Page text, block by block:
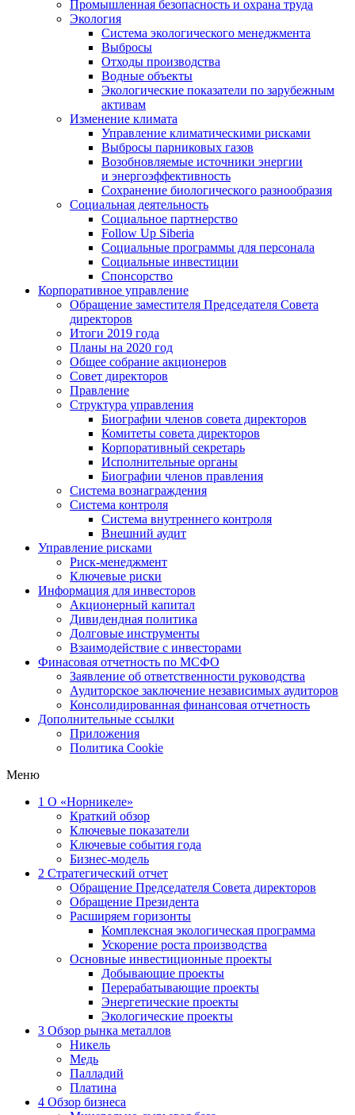
Промышленная безопасность и охрана труда
Экология
Система экологического менеджмента
Выбросы
Отходы производства
Водные объекты
Экологические показатели по зарубежным
активам
Изменение климата
Управление климатическими рисками
Выбросы парниковых газов
Возобновляемые источники энергии
и энергоэффективность
Сохранение биологического разнообразия
Социальная деятельность
Социальное партнерство
Follow Up Siberia
Социальные программы для персонала
Социальные инвестиции
Спонсорство
Корпоративное управление
Обращение заместителя Председателя Совета
директоров
Итоги 2019 года
Планы на 2020 год
Общее собрание акционеров
Совет директоров
Правление
Структура управления
Биографии членов совета директоров
Комитеты совета директоров
Корпоративный секретарь
Исполнительные органы
Биографии членов правления
Система вознаграждения
Система контроля
Система внутреннего контроля
Внешний аудит
Управление рисками
Риск-менеджмент
Ключевые риски
Информация для инвесторов
Акционерный капитал
Дивидендная политика
Долговые инструменты
Взаимодействие с инвеcторами
Финасовая отчетность по МСФО
Заявление об ответственности руководства
Аудиторское заключение независимых аудиторов
Консолидированная финансовая отчетность
Дополнительные ссылки
Приложения
Политика Cookie
Меню
1 О «Норникеле»
Краткий обзор
Ключевые показатели
Ключевые события года
Бизнес-модель
2 Стратегический отчет
Обращение Председателя Совета директоров
Обращение Президента
Расширяем горизонты
Комплексная экологическая программа
Ускорение роста производства
Основные инвестиционные проекты
Добывающие проекты
Перерабатывающие проекты
Энергетические проекты
Экологические проекты
3 Обзор рынка металлов
Никель
Медь
Палладий
Платина
4 Обзор бизнеса